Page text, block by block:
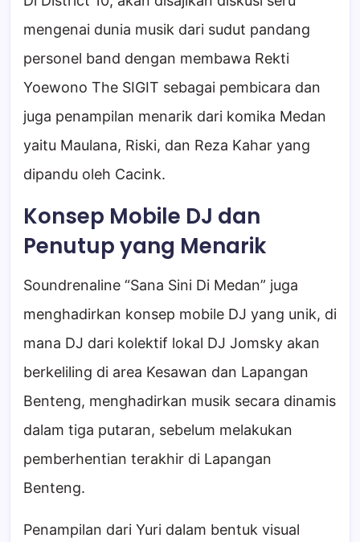
mengenai dunia musik dari sudut pandang
personel band dengan membawa Rekti
Yoewono The SIGIT sebagai pembicara dan
juga penampilan menarik dari komika Medan
yaitu Maulana, Riski, dan Reza Kahar yang
dipandu oleh Cacink.
Konsep Mobile DJ dan
Penutup yang Menarik
Soundrenaline “Sana Sini Di Medan” juga
menghadirkan konsep mobile DJ yang unik, di
mana DJ dari kolektif lokal DJ Jomsky akan
berkeliling di area Kesawan dan Lapangan
Benteng, menghadirkan musik secara dinamis
dalam tiga putaran, sebelum melakukan
pemberhentian terakhir di Lapangan
Benteng.
Penampilan dari Yuri dalam bentuk visual